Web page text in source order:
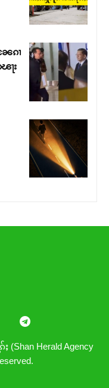
ၵူႈလႅၼ်ပေႃးတေၸွ
ၵမ်ႉထႅမ် ၸုမ်းၶၢ
ေႃႈ။
ႄၵၢ
ႃး
(Shan Herald Agency